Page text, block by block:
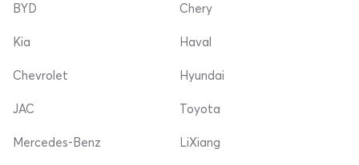
BYD
Kia
Chevrolet
Chery
Haval
Hyundai
JAC
Mercedes-Benz
Toyota
LiXiang